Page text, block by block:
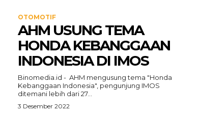
OTOMOTIF
AHM USUNG TEMA
HONDA KEBANGGAAN
INDONESIA DI IMOS
Binomedia.id - AHM mengusung tema "Honda
Kebanggaan Indonesia", pengunjung IMOS
ditemani lebih dari 27...
3 Desember 2022